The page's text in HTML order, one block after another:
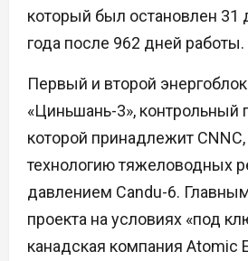
который был остановлен 31
года после 962 дней работы.
Первый и второй
«Циньшань-3», контрольный
которой принадлежит
технологию тяжеловодных
давлением Candu-6.
проекта на условиях «под
канадская компания Atomic